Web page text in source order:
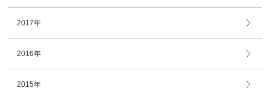
2017年
2016年
2015年